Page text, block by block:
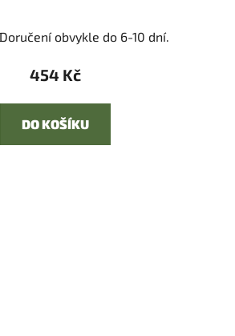
obvykle do 6-10 dní.
454 Kč
DO KOŠÍKU